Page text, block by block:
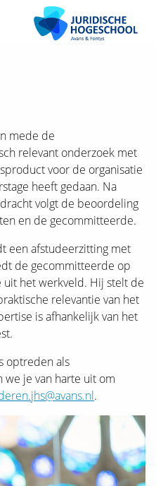
mede de
relevant onderzoek met
voor de organisatie
heeft gedaan. Na
volgt de beoordeling
en de gecommitteerde.
een afstudeerzitting met
de gecommitteerde op
het werkveld. Hij stelt de
relevantie van het
is afhankelijk van het
optreden als
je van harte uit om
.